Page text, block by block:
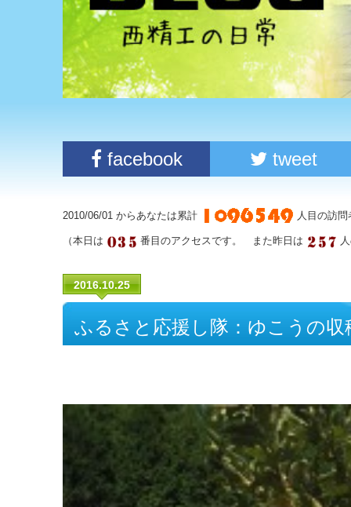
facebook tweet
2010/06/01 からあなたは累計 人目の訪
（本日は 番目のアクセスです。 また昨日は
2016.10.25
ふるさと応援し隊：ゆこうの収